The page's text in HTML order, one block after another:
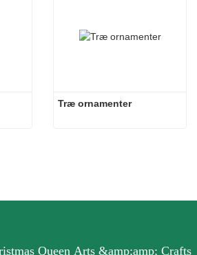
Træ ornamenter
Queen Arts &amp;amp; Crafts